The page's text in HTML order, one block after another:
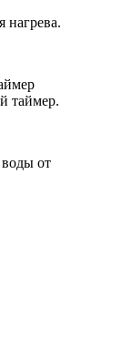
нагрева.
таймер.
от